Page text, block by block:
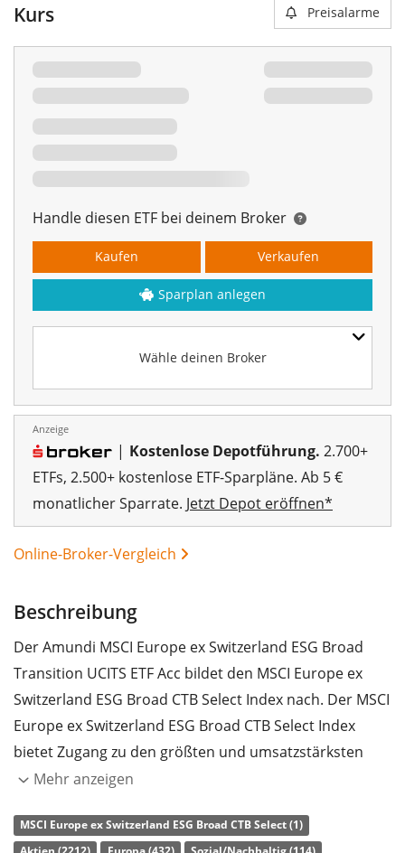
Kurs Preisalarme
Handle diesen ETF bei deinem Broker
Wähle deinen Broker
Kaufen Verkaufen
Sparplan anlegen
Anzeige
| Kostenlose Depotführung. 2.700+
ETFs, 2.500+ kostenlose ETF-Sparpläne. Ab 5 €
monatlicher Sparrate. Jetzt Depot eröffnen*
Online-Broker-Vergleich
Beschreibung
Der Amundi MSCI Europe ex Switzerland ESG Broad
Transition UCITS ETF Acc bildet den MSCI Europe ex
Switzerland ESG Broad CTB Select Index nach. Der MSCI
Europe ex Switzerland ESG Broad CTB Select Index
bietet Zugang zu den größten und umsatzstärksten
Unternehmen der europäischen Industrieländer, ohne
anhand von Nachhaltigkeitskriterien und EU-Richtlinien
Mehr anzeigen
MSCI Europe ex Switzerland ESG Broad CTB Select (1)